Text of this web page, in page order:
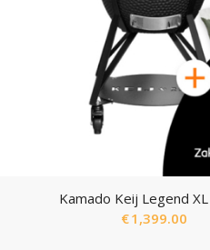
Kamado Keij Legend
€1,399.00